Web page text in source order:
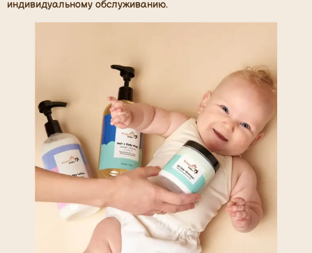
индивидуальному обслуживанию.